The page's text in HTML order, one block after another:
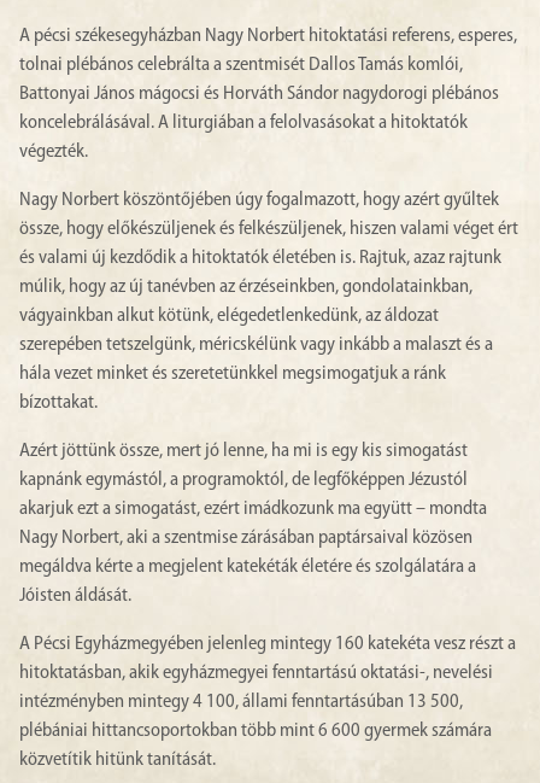
A pécsi székesegyházban Nagy Norbert hitoktatási referens, esperes,
tolnai plébános celebrálta a szentmisét Dallos Tamás komlói,
Battonyai János mágocsi és Horváth Sándor nagydorogi plébános
koncelebrálásával. A liturgiában a felolvasásokat a hitoktatók
végezték.
Nagy Norbert köszöntőjében úgy fogalmazott, hogy azért gyűltek
össze, hogy előkészüljenek és felkészüljenek, hiszen valami véget ért
és valami új kezdődik a hitoktatók életében is. Rajtuk, azaz rajtunk
múlik, hogy az új tanévben az érzéseinkben, gondolatainkban,
vágyainkban alkut kötünk, elégedetlenkedünk, az áldozat
szerepében tetszelgünk, méricskélünk vagy inkább a malaszt és a
hála vezet minket és szeretetünkkel megsimogatjuk a ránk
bízottakat.
Azért jöttünk össze, mert jó lenne, ha mi is egy kis simogatást
kapnánk egymástól, a programoktól, de legfőképpen Jézustól
akarjuk ezt a simogatást, ezért imádkozunk ma együtt – mondta
Nagy Norbert, aki a szentmise zárásában paptársaival közösen
megáldva kérte a megjelent katekéták életére és szolgálatára a
Jóisten áldását.
A Pécsi Egyházmegyében jelenleg mintegy 160 katekéta vesz részt a
hitoktatásban, akik egyházmegyei fenntartású oktatási-, nevelési
intézményben mintegy 4 100, állami fenntartásúban 13 500,
plébániai hittancsoportokban több mint 6 600 gyermek számára
közvetítik hitünk tanítását.